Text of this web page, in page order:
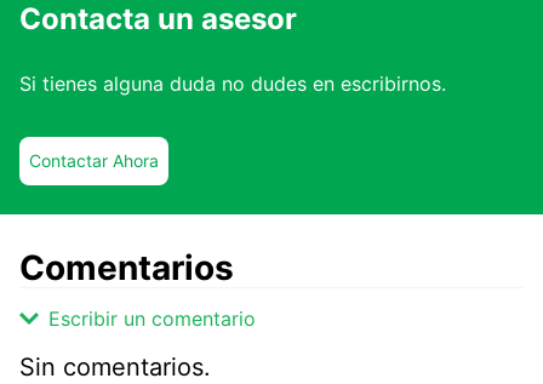
Contacta un asesor
Si tienes alguna duda no dudes en escribirnos.
Contactar Ahora
Comentarios
Escribir un comentario
Sin comentarios.